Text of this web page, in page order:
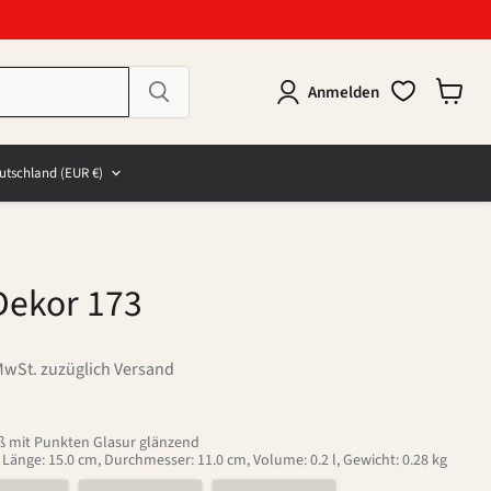
Anmelden
(EUR €)
173
zuzüglich Versand
mit Punkten Glasur glänzend
15.0 cm, Durchmesser: 11.0 cm, Volume: 0.2 l, Gewicht: 0.28 kg